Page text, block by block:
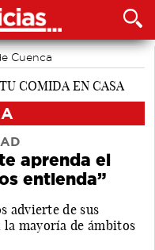
Cuenca
aprenda el
entienda”
advierte de sus
mayoría de ámbitos